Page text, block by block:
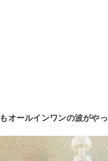
オールインワンの波がやっ